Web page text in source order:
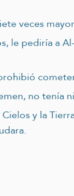
veces
le pediría a
no tenía
y la